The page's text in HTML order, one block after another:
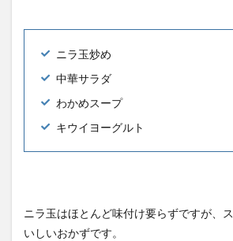
ニラ玉炒め
中華サラダ
わかめスープ
キウイヨーグルト
ニラ玉はほとんど味付け要らずですが、
いしいおかずです。